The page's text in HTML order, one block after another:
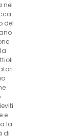
nel
del
e
la
di